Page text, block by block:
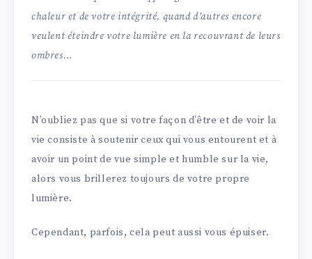
chaleur et de votre intégrité, quand d’autres encore
veulent éteindre votre lumière en la recouvrant de leurs
ombres…
N’oubliez pas que si votre façon d’être et de voir la
vie consiste à soutenir ceux qui vous entourent et à
avoir un point de vue simple et humble sur la vie,
alors vous brillerez toujours de votre propre
lumière.
Cependant, parfois, cela peut aussi vous épuiser.